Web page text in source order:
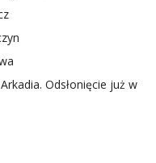
Odsłonięcie już w